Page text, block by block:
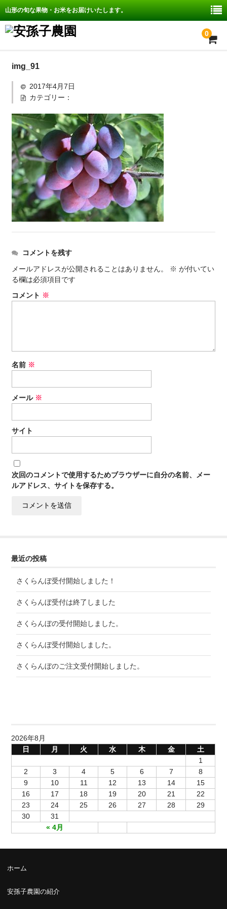
山形の旬な果物・お米をお届けいたします。
0
ホーム
安孫子農園の紹介
配送・送料、決済について
お問い合わせ
img_91
2017年4月7日
カテゴリー：
コメントを残す
メールアドレスが公開されることはありません。
※ が付いてい
る欄は必須項目です
コメント ※
名前 ※
メール ※
サイト
次回のコメントで使用するためブラウザーに自分の名前、メー
ルアドレス、サイトを保存する。
最近の投稿
さくらんぼ受付開始しました！
さくらんぼ受付は終了しました
さくらんぼの受付開始しました。
さくらんぼ受付開始しました。
さくらんぼのご注文受付開始しました。
2026年8月
日
月 火 水 木 金 土
« 4月
1
2
3 4 5 6 7
8
9
10 11 12 13 14
15
16
17 18 19 20 21
22
23
24 25 26 27 28
29
30
31
ホーム
安孫子農園の紹介